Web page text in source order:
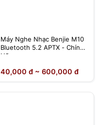
Máy Nghe Nhạc Benjie M10
Bluetooth 5.2 APTX - Chính
Hãng
40,000 đ ~ 600,000 đ